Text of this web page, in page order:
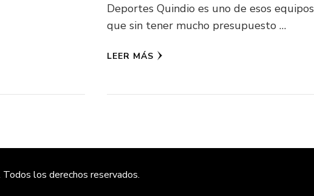
Deportes Quindio es uno de esos equipos
que sin tener mucho presupuesto …
LEER MÁS
Todos los derechos reservados.